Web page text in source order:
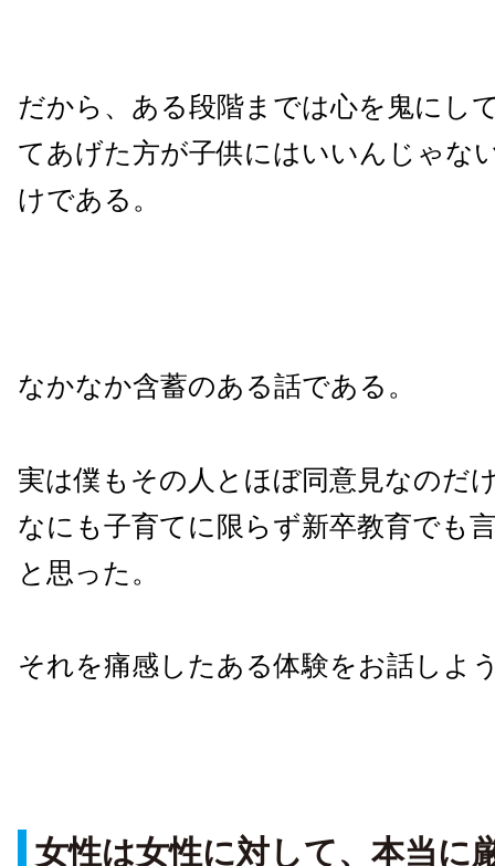
だから、ある段階までは心を鬼にし
てあげた方が子供にはいいんじゃな
けである。
なかなか含蓄のある話である。
実は僕もその人とほぼ同意見なのだ
なにも子育てに限らず新卒教育でも
と思った。
それを痛感したある体験をお話しよ
女性は女性に対して、本当に